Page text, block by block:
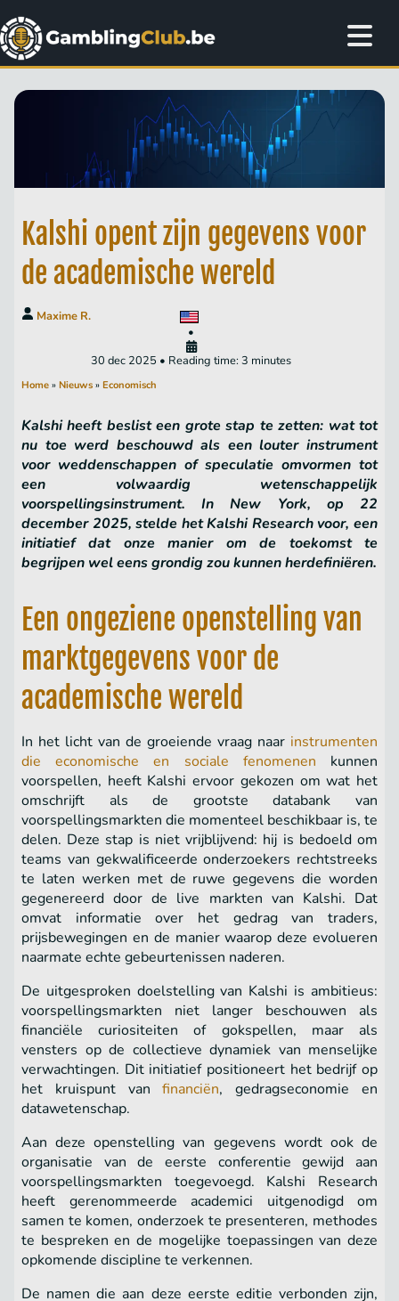
Kalshi opent zijn gegevens voor
de academische wereld
Maxime R.
•
30 dec 2025 • Reading time: 3 minutes
Home » Nieuws » Economisch
Kalshi heeft beslist een grote stap te zetten: wat tot
nu toe werd beschouwd als een louter instrument
voor weddenschappen of speculatie omvormen tot
een volwaardig wetenschappelijk
voorspellingsinstrument. In New York, op 22
december 2025, stelde het Kalshi Research voor, een
initiatief dat onze manier om de toekomst te
begrijpen wel eens grondig zou kunnen herdefiniëren.
Een ongeziene openstelling van
marktgegevens voor de
academische wereld
In het licht van de groeiende vraag naar instrumenten
die economische en sociale fenomenen kunnen
voorspellen, heeft Kalshi ervoor gekozen om wat het
omschrijft als de grootste databank van
voorspellingsmarkten die momenteel beschikbaar is, te
delen. Deze stap is niet vrijblijvend: hij is bedoeld om
teams van gekwalificeerde onderzoekers rechtstreeks
te laten werken met de ruwe gegevens die worden
gegenereerd door de live markten van Kalshi. Dat
omvat informatie over het gedrag van traders,
prijsbewegingen en de manier waarop deze evolueren
naarmate echte gebeurtenissen naderen.
De uitgesproken doelstelling van Kalshi is ambitieus:
voorspellingsmarkten niet langer beschouwen als
financiële curiositeiten of gokspellen, maar als
vensters op de collectieve dynamiek van menselijke
verwachtingen. Dit initiatief positioneert het bedrijf op
het kruispunt vanfinanciën, gedragseconomie en
datawetenschap.
Aan deze openstelling van gegevens wordt ook de
organisatie van de eerste conferentie gewijd aan
voorspellingsmarkten toegevoegd. Kalshi Research
heeft gerenommeerde academici uitgenodigd om
samen te komen, onderzoek te presenteren, methodes
te bespreken en de mogelijke toepassingen van deze
opkomende discipline te verkennen.
De namen die aan deze eerste editie verbonden zijn,